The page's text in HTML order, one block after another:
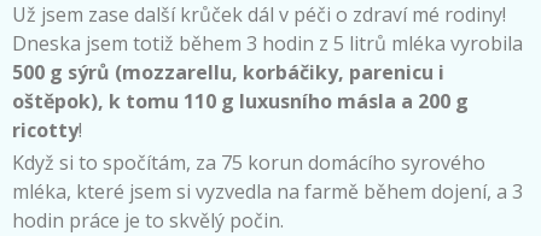
Už jsem zase další krůček dál v péči o zdraví mé rodiny!
Dneska jsem totiž během 3 hodin z 5 litrů mléka vyrobila
500 g sýrů (mozzarellu, korbáčiky, parenicu i
oštěpok), k tomu 110 g luxusního másla a 200 g
ricotty!
Když si to spočítám, za 75 korun domácího syrového
mléka, které jsem si vyzvedla na farmě během dojení, a 3
hodin práce je to skvělý počin.